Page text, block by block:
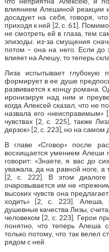
влиянием Алешиной реакции
досадует на себя, говоря,
приходя к ней [2, с. 61].
не смотреть ей в глаза, тем
эпизоды: из-за смущения
потом – она на него. Если до
влияет на Алешу, то теперь
Лиза испытывает глубокую
формирует в ее душе
развивается к концу романа.
иронизируя над ним и
когда Алексей сказал, что не
назвала его «неисправимым»
чувствах [2, с. 225], также
дерзок» [2, с. 223], но на
В главе «Сговор» после
восхищается умением Алеши
говорит: «Знаете, я вас до
уважала, да на равной ноге, а
[2, с. 222]. В этом диалоге
очаровывается им не
высоких чувств она
ходить» [2, с. 223]. Алеша,
душевные качества Лизы,
человеком [2, с. 223]. Герои
понятно, что теперь Алеша
только потому, что так велел
рядом с ней.